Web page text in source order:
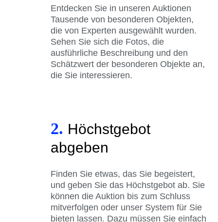
Entdecken Sie in unseren Auktionen
Tausende von besonderen Objekten,
die von Experten ausgewählt wurden.
Sehen Sie sich die Fotos, die
ausführliche Beschreibung und den
Schätzwert der besonderen Objekte an,
die Sie interessieren.
2. Höchstgebot
abgeben
Finden Sie etwas, das Sie begeistert,
und geben Sie das Höchstgebot ab. Sie
können die Auktion bis zum Schluss
mitverfolgen oder unser System für Sie
bieten lassen. Dazu müssen Sie einfach